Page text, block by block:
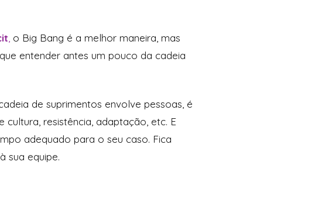
, o Big Bang é a melhor maneira, mas
entender antes um pouco da cadeia
de suprimentos envolve pessoas, é
resistência, adaptação, etc. E
adequado para o seu caso. Fica
sua equipe.